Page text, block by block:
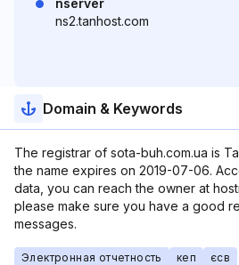
nserver
ns2.tanhost.com
Domain & Keywords
The registrar of sota-buh.com.ua is
the name expires on 2019-07-06.
data, you can reach the owner at
please make sure you have a good
messages.
Электронная отчетность кеп
єсв